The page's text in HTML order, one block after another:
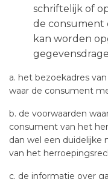
schriftelijk of
de consument
kan worden
a. het bezoekadres
waar de consument
b. de voorwaarden
consument van het
dan wel een duidelijke
van het
c. de informatie over